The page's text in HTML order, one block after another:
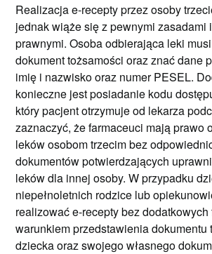
Realizacja e-recepty przez osoby
jednak wiąże się z pewnymi zasadami
prawnymi. Osoba odbierająca leki
dokument tożsamości oraz znać dane
imię i nazwisko oraz numer PESEL.
konieczne jest posiadanie kodu
który pacjent otrzymuje od lekarza
zaznaczyć, że farmaceuci mają prawo
leków osobom trzecim bez
dokumentów potwierdzających
leków dla innej osoby. W przypadku
niepełnoletnich rodzice lub
realizować e-recepty bez
warunkiem przedstawienia dokumentu
dziecka oraz swojego własnego